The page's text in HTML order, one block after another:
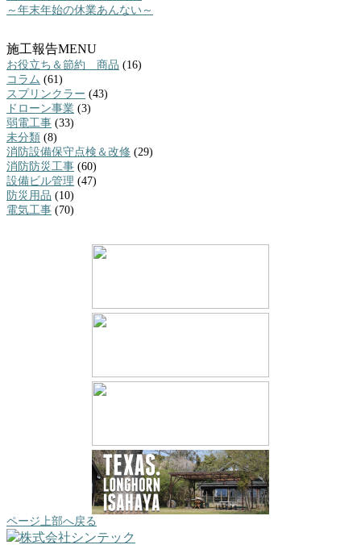
～年末年始の休業あんない～
施工報告MENU
お役立ち＆節約 商品 (16)
コラム (61)
スプリンクラー (43)
ドローン事業 (3)
弱電工事 (33)
未分類 (8)
消防設備保守点検＆改修 (29)
消防防災工事 (60)
設備ビル管理 (47)
防災用品 (10)
電気工事 (70)
ページ上部へ戻る